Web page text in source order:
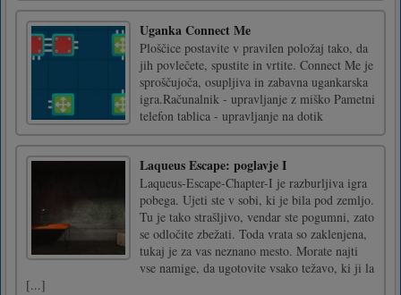
Uganka Connect Me
Ploščice postavite v pravilen položaj tako, da
jih povlečete, spustite in vrtite. Connect Me je
sproščujoča, osupljiva in zabavna ugankarska
igra.Računalnik - upravljanje z miško Pametni
telefon tablica - upravljanje na dotik
Laqueus Escape: poglavje I
Laqueus-Escape-Chapter-I je razburljiva igra
pobega. Ujeti ste v sobi, ki je bila pod zemljo.
Tu je tako strašljivo, vendar ste pogumni, zato
se odločite zbežati. Toda vrata so zaklenjena,
tukaj je za vas neznano mesto. Morate najti
vse namige, da ugotovite vsako težavo, ki ji la
[...]